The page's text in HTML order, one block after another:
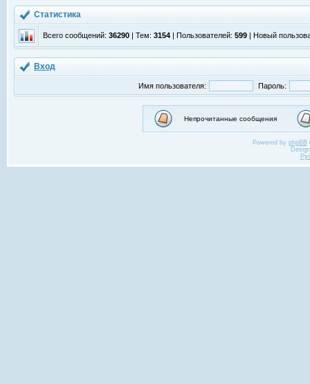
Статистика
Всего сообщений: 36290 | Тем: 3154 | Пользователей: 599 | Новый
Вход
Имя пользователя: Пароль:
Непрочитанные сообщения
Powered by phpBB